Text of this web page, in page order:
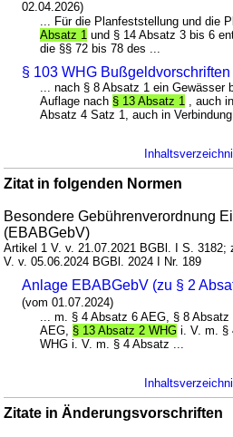
02.04.2026)
... Für die Planfeststellung und die
Absatz 1 und § 14 Absatz 3 bis 6
die §§ 72 bis 78 des ...
§ 103 WHG Bußgeldvorschriften
... nach § 8 Absatz 1 ein Gewässer
Auflage nach § 13 Absatz 1 , auch
Absatz 4 Satz 1, auch in
Zitat in folgenden Normen
Besondere Gebührenverordnung
(EBABGebV)
Artikel 1 V. v. 21.07.2021 BGBl. I S. 3182;
V. v. 05.06.2024 BGBl. 2024 I Nr. 189
Anlage EBABGebV (zu § 2
(vom 01.07.2024)
... m. § 4 Absatz 6 AEG, § 8
AEG, § 13 Absatz 2 WHG i. V. m. §
WHG i. V. m. § 4 Absatz ...
Zitate in Änderungsvorschriften